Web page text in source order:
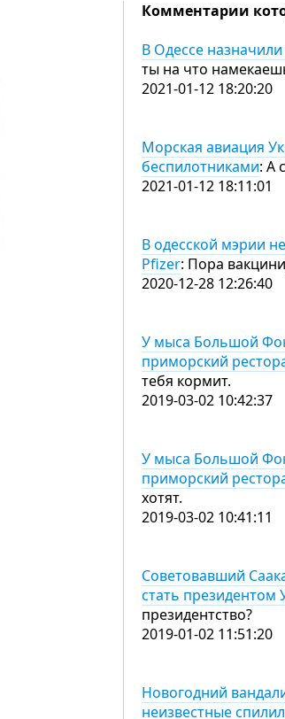
Комментарии
В Одессе
ты на что
2021-01-12 18:20:20
Морская авиация
беспилотниками: А
2021-01-12 18:11:01
В одесской мэрии
Pfizer: Пора
2020-12-28 12:26:40
У мыса Большой
приморский
тебя кормит.
2019-03-02 10:42:37
У мыса Большой
приморский
хотят.
2019-03-02 10:41:11
Советовавший
стать президентом
президентство?
2019-01-02 11:51:20
Новогодний
неизвестные